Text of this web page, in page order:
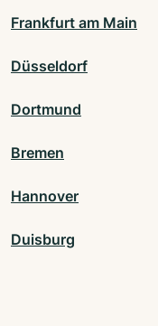
Frankfurt am Main
Düsseldorf
Dortmund
Bremen
Hannover
Duisburg